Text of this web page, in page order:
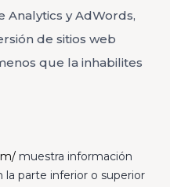
Analytics y AdWords,
de sitios web
que la inhabilites
muestra información
la parte inferior o superior